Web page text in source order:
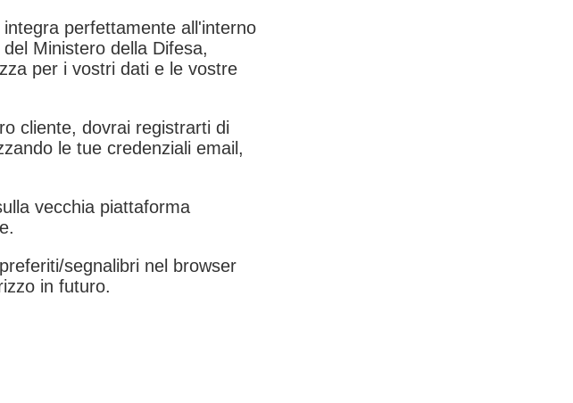
perfettamente all'interno
Ministero della Difesa,
per i vostri dati e le vostre
cliente, dovrai registrarti di
le tue credenziali email,
vecchia piattaforma
segnalibri nel browser
in futuro.